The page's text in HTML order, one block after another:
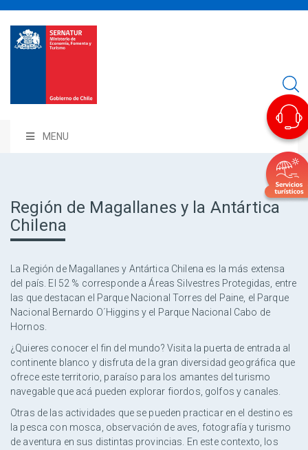
MENU
Región de Magallanes y la Antártica
Chilena
La Región de Magallanes y Antártica Chilena es la más extensa
del país. El 52 % corresponde a Áreas Silvestres Protegidas, entre
las que destacan el Parque Nacional Torres del Paine, el Parque
Nacional Bernardo O´Higgins y el Parque Nacional Cabo de
Hornos.
¿Quieres conocer el fin del mundo? Visita la puerta de entrada al
continente blanco y disfruta de la gran diversidad geográfica que
ofrece este territorio, paraíso para los amantes del turismo
navegable que acá pueden explorar fiordos, golfos y canales.
Otras de las actividades que se pueden practicar en el destino es
la pesca con mosca, observación de aves, fotografía y turismo
de aventura en sus distintas provincias. En este contexto, los